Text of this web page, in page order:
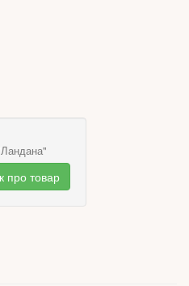
тваринного
про товар